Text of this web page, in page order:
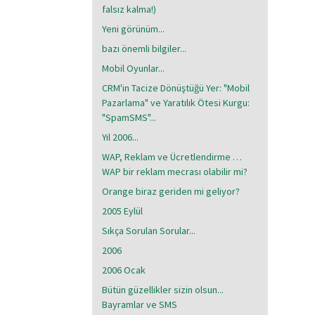
falsız kalma!)
Yeni görünüm...
bazı önemli bilgiler...
Mobil Oyunlar...
CRM'in Tacize Dönüştüğü Yer: "Mobil
Pazarlama" ve Yaratılık Ötesi Kurgu:
"SpamSMS"...
Yıl 2006...
WAP, Reklam ve Ücretlendirme …
WAP bir reklam mecrası olabilir mi?
Orange biraz geriden mi geliyor?
2005 Eylül
Sıkça Sorulan Sorular...
2006
2006 Ocak
Bütün güzellikler sizin olsun...
Bayramlar ve SMS